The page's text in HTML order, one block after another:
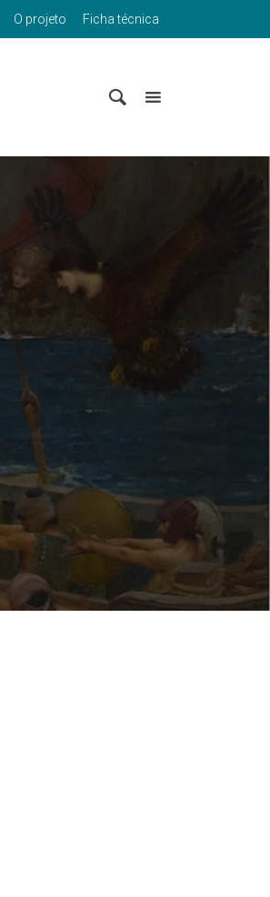
O projeto Ficha técnica